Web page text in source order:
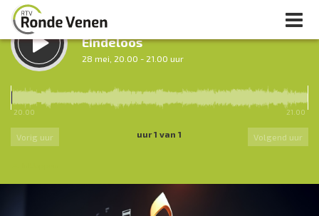
LUISTER TERUG:
Eindeloos
28 mei, 20.00 - 21.00 uur
Nacht van De Ronde Venen
20.00 21.00
Vorig uur uur 1 van 1 Volgend uur